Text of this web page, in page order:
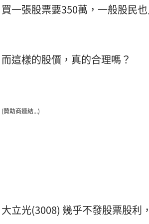
買一張股票要350萬，一般股民
而這樣的股價，真的合理嗎？
(贊助商連結...)
大立光(3008) 幾乎不發股票股利，